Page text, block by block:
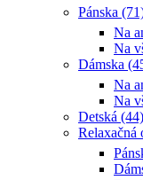
Pánska
Na
Na
Dámska
Na
Na
Detská (44)
Relaxačná